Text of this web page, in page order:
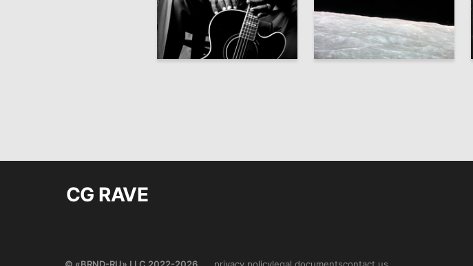
Artem Lipatov 40 Artem Lipatov 35
CG RAVE